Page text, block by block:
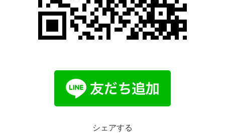
シェアする